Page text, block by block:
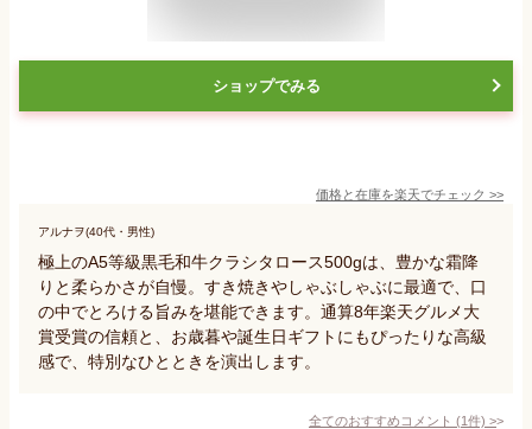
ショップでみる
価格と在庫を楽天でチェック >>
アルナヲ(40代・男性)
極上のA5等級黒毛和牛クラシタロース500gは、豊かな霜降
りと柔らかさが自慢。すき焼きやしゃぶしゃぶに最適で、口
の中でとろける旨みを堪能できます。通算8年楽天グルメ大
賞受賞の信頼と、お歳暮や誕生日ギフトにもぴったりな高級
感で、特別なひとときを演出します。
全てのおすすめコメント (1件) >